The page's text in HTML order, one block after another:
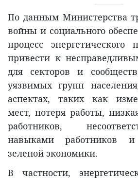
По данным Министерства
войны и социального
процесс энергетического
привести к
для секторов и
уязвимых групп
аспектах, таких как
мест, потеря работы,
работников,
навыками работников и
зеленой экономики.
В частности,